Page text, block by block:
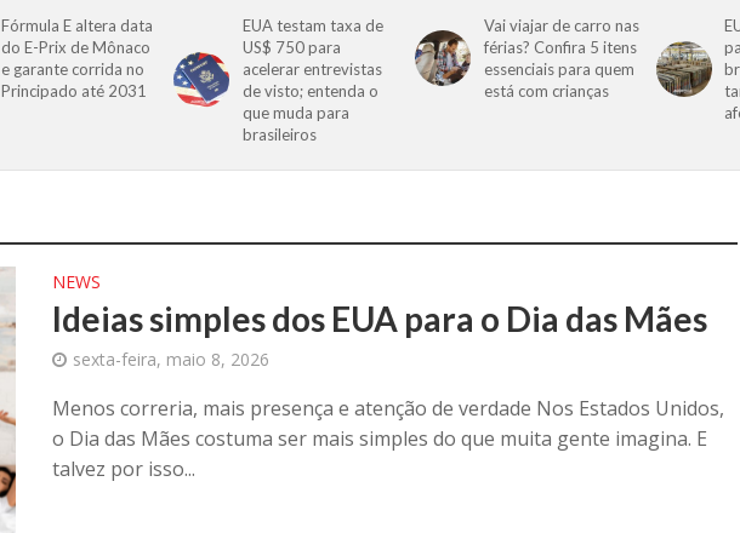
Fórmula E altera data
do E-Prix de Mônaco
e garante corrida no
Principado até 2031
EUA testam taxa de
US$ 750 para
acelerar entrevistas
de visto; entenda o
que muda para
brasileiros
Vai viajar de carro nas
férias? Confira 5 itens
essenciais para quem
está com crianças
NEWS
Ideias simples dos EUA para o Dia das Mães
sexta-feira, maio 8, 2026
Menos correria, mais presença e atenção de verdade Nos Estados Unidos,
o Dia das Mães costuma ser mais simples do que muita gente imagina. E
talvez por isso...